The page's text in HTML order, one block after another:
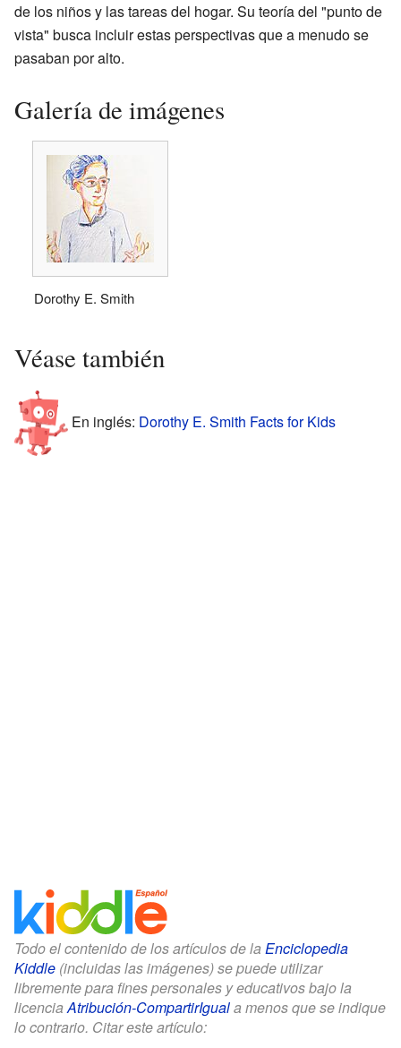
de los niños y las tareas del hogar. Su teoría del "punto de
vista" busca incluir estas perspectivas que a menudo se
pasaban por alto.
Galería de imágenes
Dorothy E. Smith
Véase también
En inglés: Dorothy E. Smith Facts for Kids
Todo el contenido de los artículos de la Enciclopedia
Kiddle (incluidas las imágenes) se puede utilizar
libremente para fines personales y educativos bajo la
licenciaAtribución-CompartirIguala menos que se indique
lo contrario. Citar este artículo: